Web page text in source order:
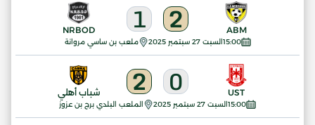
15:00السبت 27 سبتمبر 2025 ملعب بن ساسي مروانة
ABM
2
1
NRBOD
15:00السبت 27 سبتمبر 2025 الملعب البلدي برج بن عزوز
UST
0
2 شباب أهلي